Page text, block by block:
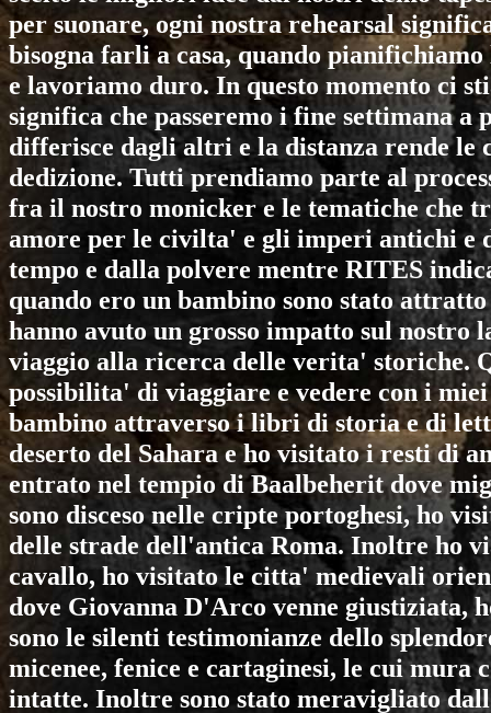
per suonare, ogni nostra rehearsal
bisogna farli a casa, quando
e lavoriamo duro. In questo momento ci
significa che passeremo i fine settimana
differisce dagli altri e la distanza rende le
dedizione. Tutti prendiamo parte al
fra il nostro monicker e le tematiche che
amore per le civilta' e gli imperi antichi e
tempo e dalla polvere mentre RITES
quando ero un bambino sono stato
hanno avuto un grosso impatto sul nostro
viaggio alla ricerca delle verita' storiche.
possibilita' di viaggiare e vedere con i
bambino attraverso i libri di storia e di
deserto del Sahara e ho visitato i resti di
entrato nel tempio di Baalbeherit dove
sono disceso nelle cripte portoghesi, ho
delle strade dell'antica Roma. Inoltre ho
cavallo, ho visitato le citta' medievali
dove Giovanna D'Arco venne giustiziata,
sono le silenti testimonianze dello
micenee, fenice e cartaginesi, le cui mura
intatte. Inoltre sono stato meravigliato